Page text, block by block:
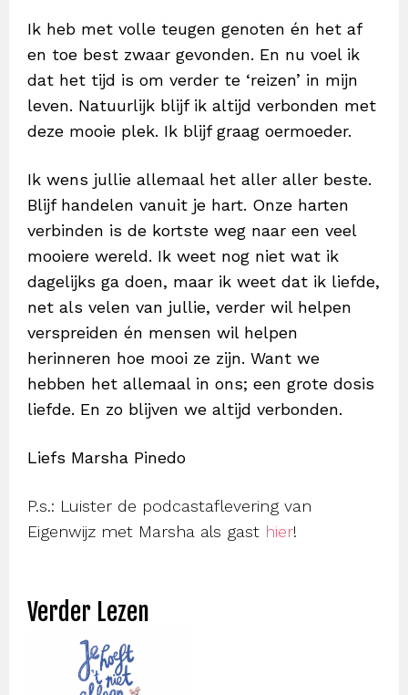
Ik heb met volle teugen genoten én het af
en toe best zwaar gevonden. En nu voel ik
dat het tijd is om verder te ‘reizen’ in mijn
leven. Natuurlijk blijf ik altijd verbonden met
deze mooie plek. Ik blijf graag oermoeder.
Ik wens jullie allemaal het aller aller beste.
Blijf handelen vanuit je hart. Onze harten
verbinden is de kortste weg naar een veel
mooiere wereld. Ik weet nog niet wat ik
dagelijks ga doen, maar ik weet dat ik liefde,
net als velen van jullie, verder wil helpen
verspreiden én mensen wil helpen
herinneren hoe mooi ze zijn. Want we
hebben het allemaal in ons; een grote dosis
liefde. En zo blijven we altijd verbonden.
Liefs Marsha Pinedo
P.s.: Luister de podcastaflevering van
Eigenwijz met Marsha als gast hier!
Verder Lezen